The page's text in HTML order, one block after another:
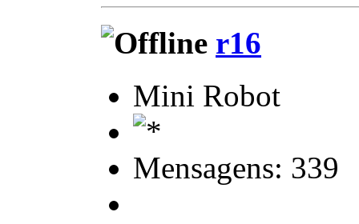
r16
Mini Robot
Mensagens: 339